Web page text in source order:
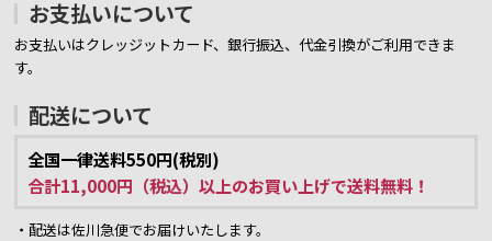
お支払いについて
お支払いはクレッジットカード、銀行振込、代金引換がご利用できま
す。
配送について
全国一律送料550円(税別)
合計11,000円（税込）以上のお買い上げで送料無料！
・配送は佐川急便でお届けいたします。